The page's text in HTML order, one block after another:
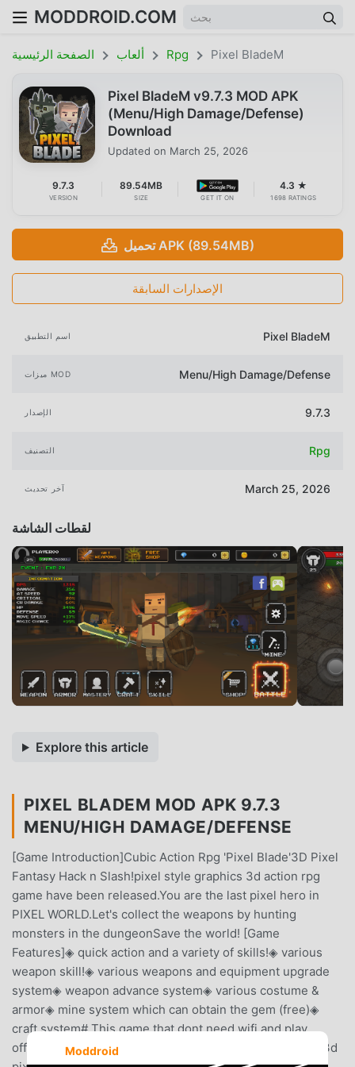
MODDROID.COM
الصفحة الرئيسية ألعاب Rpg Pixel BladeM
Pixel BladeM v9.7.3 MOD APK
(Menu/High Damage/Defense)
Download
Updated on March 25, 2026
9.7.3
VERSION
89.54MB
SIZE GET IT ON
4.3 ★
1698 RATINGS
تحميل APK (89.54MB)
الإصدارات السابقة
اسم التطبيق Pixel BladeM
ميزات MOD Menu/High Damage/Defense
الإصدار 9.7.3
التصنيف Rpg
آخر تحديث March 25, 2026
لقطات الشاشة
Explore this article
PIXEL BLADEM MOD APK 9.7.3
MENU/HIGH DAMAGE/DEFENSE
[Game Introduction]Cubic Action Rpg 'Pixel Blade'3D Pixel
Fantasy Hack n Slash!pixel style graphics 3d action rpg
game have been released.You are the last pixel hero in
PIXEL WORLD.Let's collect the weapons by hunting
monsters in the dungeonSave the world! [Game
Features]◈ quick action and a variety of skills!◈ various
weapon skill!◈ various weapons and equipment upgrade
system◈ weapon advance system◈ various costume &
armor◈ mine system which can obtain the gem (free)◈
craft system# This game that dont need wifi and play
offline without internet.# This game is pixelstar game's 3d
Moddroid